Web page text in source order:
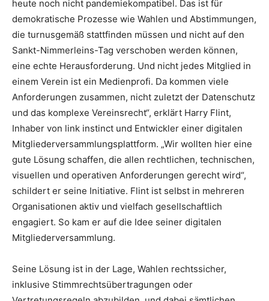
heute noch nicht pandemiekompatibel. Das ist für
demokratische Prozesse wie Wahlen und Abstimmungen,
die turnusgemäß stattfinden müssen und nicht auf den
Sankt-Nimmerleins-Tag verschoben werden können,
eine echte Herausforderung. Und nicht jedes Mitglied in
einem Verein ist ein Medienprofi. Da kommen viele
Anforderungen zusammen, nicht zuletzt der Datenschutz
und das komplexe Vereinsrecht“, erklärt Harry Flint,
Inhaber von link instinct und Entwickler einer digitalen
Mitgliederversammlungsplattform. „Wir wollten hier eine
gute Lösung schaffen, die allen rechtlichen, technischen,
visuellen und operativen Anforderungen gerecht wird“,
schildert er seine Initiative. Flint ist selbst in mehreren
Organisationen aktiv und vielfach gesellschaftlich
engagiert. So kam er auf die Idee seiner digitalen
Mitgliederversammlung.
Seine Lösung ist in der Lage, Wahlen rechtssicher,
inklusive Stimmrechtsübertragungen oder